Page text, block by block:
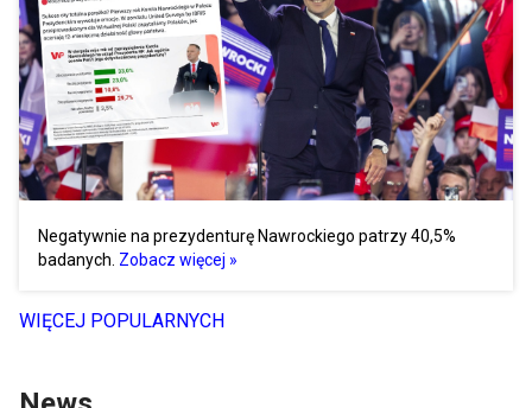
Negatywnie na prezydenturę Nawrockiego patrzy 40,5%
badanych. Zobacz więcej »
WIĘCEJ POPULARNYCH